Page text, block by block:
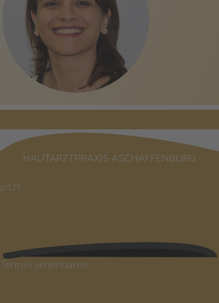
HAUTARZTPRAXIS ASCHAFFENBURG
jetzt
Termin vereinbaren